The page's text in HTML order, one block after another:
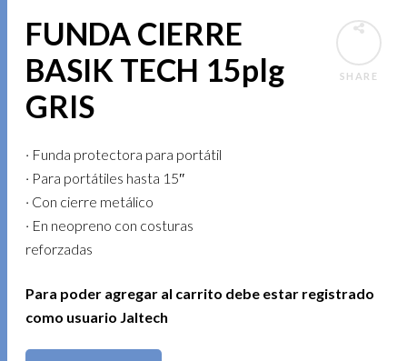
SHARE
FUNDA CIERRE
BASIK TECH 15plg
GRIS
· Funda protectora para portátil
· Para portátiles hasta 15″
· Con cierre metálico
· En neopreno con costuras
reforzadas
Para poder agregar al carrito debe estar registrado
como usuario Jaltech